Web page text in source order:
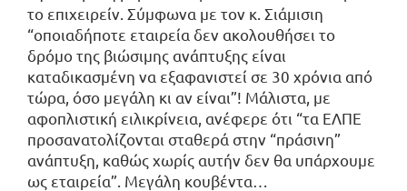
το επιχειρείν. Σύμφωνα με τον κ. Σιάμισιη
“οποιαδήποτε εταιρεία δεν ακολουθήσει το
δρόμο της βιώσιμης ανάπτυξης είναι
καταδικασμένη να εξαφανιστεί σε 30 χρόνια από
τώρα, όσο μεγάλη κι αν είναι”! Μάλιστα, με
αφοπλιστική ειλικρίνεια, ανέφερε ότι “τα ΕΛΠΕ
προσανατολίζονται σταθερά στην “πράσινη”
ανάπτυξη, καθώς χωρίς αυτήν δεν θα υπάρχουμε
ως εταιρεία”. Μεγάλη κουβέντα…